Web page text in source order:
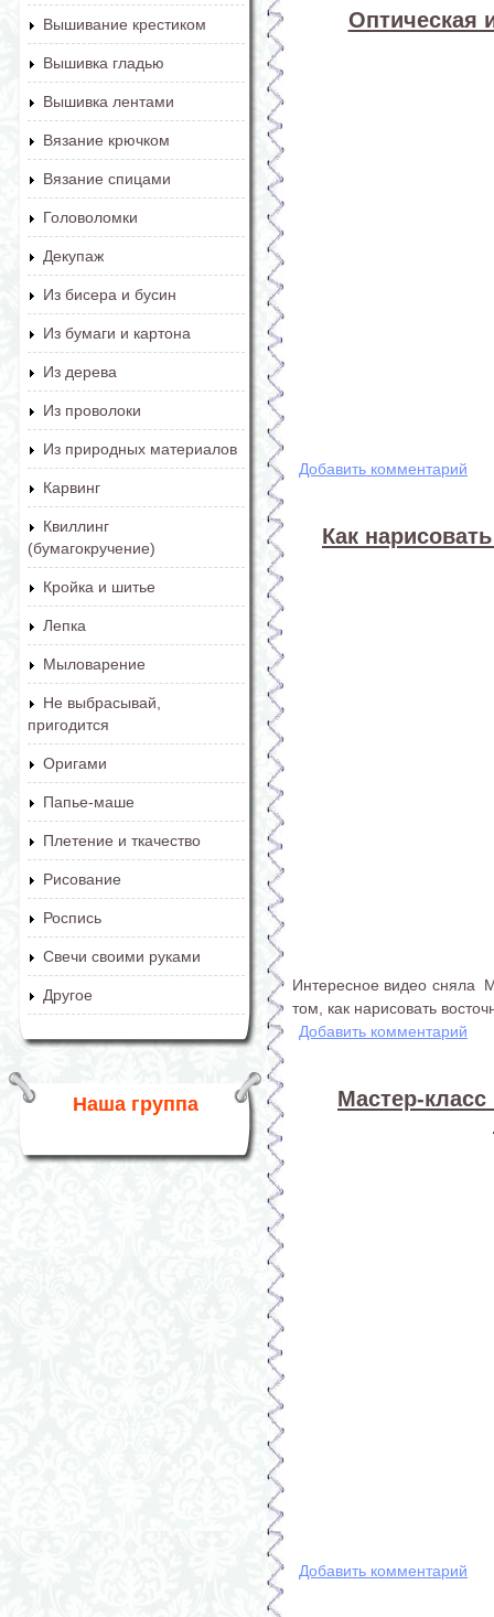
Вышивание крестиком
Вышивка гладью
Вышивка лентами
Вязание крючком
Вязание спицами
Головоломки
Декупаж
Из бисера и бусин
Из бумаги и картона
Из дерева
Из проволоки
Из природных материалов
Карвинг
Квиллинг
(бумагокручение)
Кройка и шитье
Лепка
Мыловарение
Не выбрасывай,
пригодится
Оригами
Папье-маше
Плетение и ткачество
Рисование
Роспись
Свечи своими руками
Другое
Наша группа
Оптическая
Добавить комментарий
Как
Интересное видео сняла
том, как нарисовать
Добавить комментарий
Мастер-класс
Добавить комментарий